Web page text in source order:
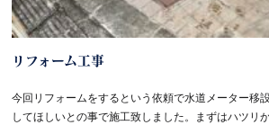
リフォーム工事
今回リフォームをするという依頼で水道メーター移
してほしいとの事で施工致しました。まずはハツリ